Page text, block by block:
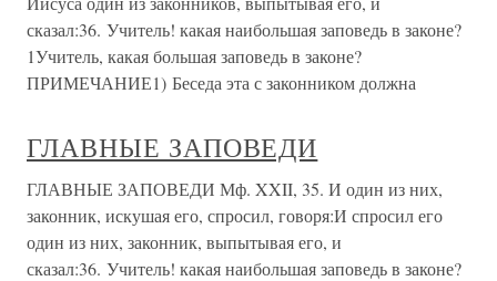
сказал:36. Учитель! какая наибольшая заповедь в законе?
1Учитель, какая большая заповедь в законе?
ПРИМЕЧАНИЕ1) Беседа эта с законником должна
ГЛАВНЫЕ ЗАПОВЕДИ
ГЛАВНЫЕ ЗАПОВЕДИ Мф. XXII, 35. И один из них,
законник, искушая его, спросил, говоря:И спросил его
один из них, законник, выпытывая его, и
сказал:36. Учитель! какая наибольшая заповедь в законе?